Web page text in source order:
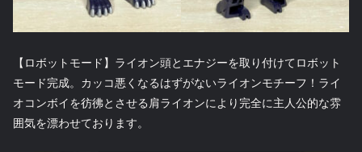
【ロボットモード】ライオン頭とエナジーを取り付けてロボット
モード完成。カッコ悪くなるはずがないライオンモチーフ！ライ
オコンボイを彷彿とさせる肩ライオンにより完全に主人公的な雰
囲気を漂わせております。